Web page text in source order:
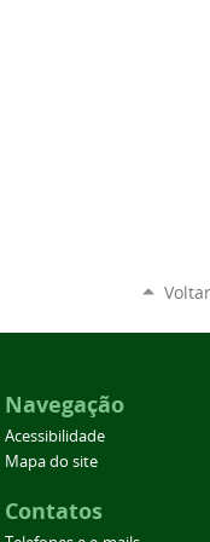
Navegação
Acessibilidade
Mapa do site
Contatos